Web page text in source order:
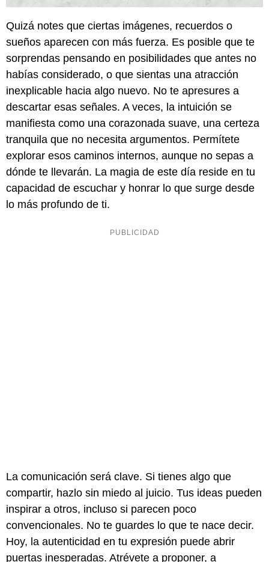
Quizá notes que ciertas imágenes, recuerdos o
sueños aparecen con más fuerza. Es posible que te
sorprendas pensando en posibilidades que antes no
habías considerado, o que sientas una atracción
inexplicable hacia algo nuevo. No te apresures a
descartar esas señales. A veces, la intuición se
manifiesta como una corazonada suave, una certeza
tranquila que no necesita argumentos. Permítete
explorar esos caminos internos, aunque no sepas a
dónde te llevarán. La magia de este día reside en tu
capacidad de escuchar y honrar lo que surge desde
lo más profundo de ti.
La comunicación será clave. Si tienes algo que
compartir, hazlo sin miedo al juicio. Tus ideas pueden
inspirar a otros, incluso si parecen poco
convencionales. No te guardes lo que te nace decir.
Hoy, la autenticidad en tu expresión puede abrir
puertas inesperadas. Atrévete a proponer, a